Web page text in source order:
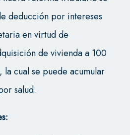
deducción por intereses
en virtud de
de vivienda a 100
cual se puede acumular
salud.